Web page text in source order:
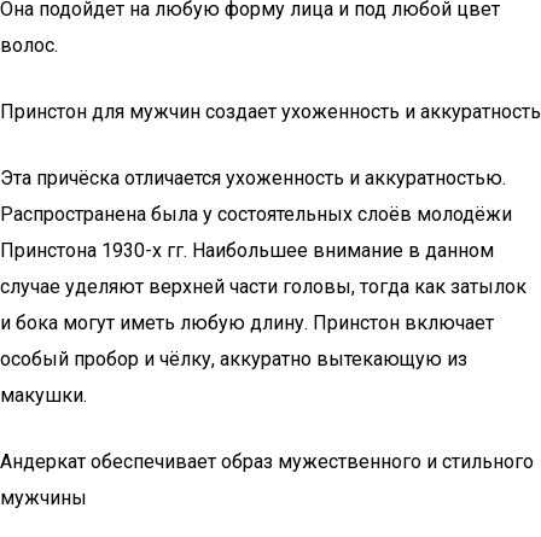
Она подойдет на любую форму лица и под любой цвет
волос.
Принстон для мужчин создает ухоженность и аккуратность
Эта причёска отличается ухоженность и аккуратностью.
Распространена была у состоятельных слоёв молодёжи
Принстона 1930-х гг. Наибольшее внимание в данном
случае уделяют верхней части головы, тогда как затылок
и бока могут иметь любую длину. Принстон включает
особый пробор и чёлку, аккуратно вытекающую из
макушки.
Андеркат обеспечивает образ мужественного и стильного
мужчины